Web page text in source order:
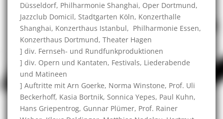
Düsseldorf, Philharmonie Shanghai, Oper Dortmund,
Jazzclub Domicil, Stadtgarten Köln, Konzerthalle
Shanghai, Konzerthaus Istanbul, Philharmonie Essen,
Konzerthaus Dortmund, Theater Hagen
] div. Fernseh- und Rundfunkproduktionen
] div. Opern und Kantaten, Festivals, Liederabende
und Matineen
] Auftritte mit Arn Goerke, Norma Winstone, Prof. Uli
Beckerhoff, Kasia Bortnik, Sonnica Yepes, Paul Kuhn,
Hans Griepentrog, Gunnar Plümer, Prof. Rainer